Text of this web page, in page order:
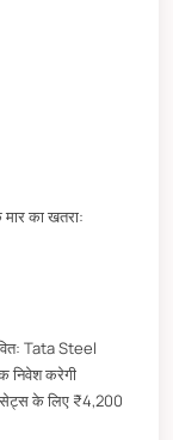
का खतरा:
Tata Steel
निवेश करेगी
के लिए ₹4,200